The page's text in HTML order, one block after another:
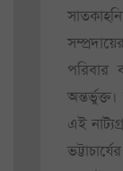
পরিবার
এই